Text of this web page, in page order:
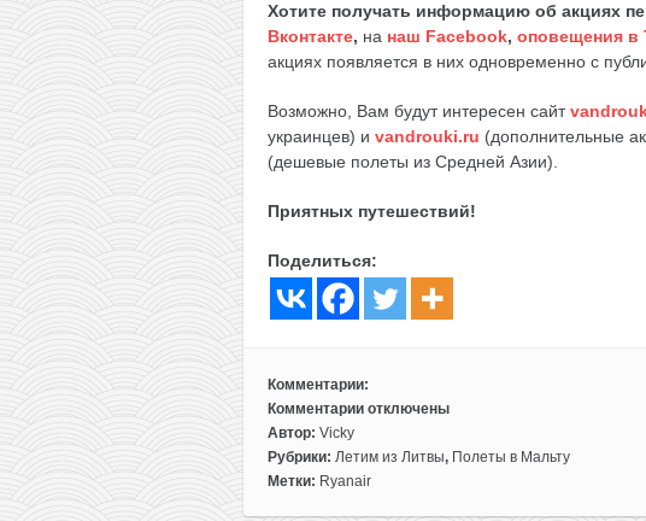
Хотите получать информацию об акциях
Вконтакте, на наш Facebook, оповещения в
акциях появляется в них одновременно с
Возможно, Вам будут интересен сайт
украинцев) и vandrouki.ru (дополнительные
(дешевые полеты из Средней Азии).
Приятных путешествий!
Поделиться:
Комментарии:
Комментарии
к
записи
Прямые
отключены
Автор: Vicky
Рубрики: Летим из Литвы, Полеты в Мальту
Метки: Ryanair